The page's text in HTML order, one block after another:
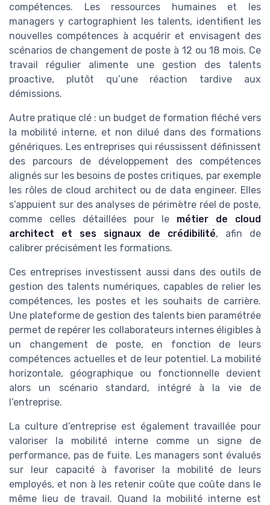
compétences. Les ressources humaines et les
managers y cartographient les talents, identifient les
nouvelles compétences à acquérir et envisagent des
scénarios de changement de poste à 12 ou 18 mois. Ce
travail régulier alimente une gestion des talents
proactive, plutôt qu’une réaction tardive aux
démissions.
Autre pratique clé : un budget de formation fléché vers
la mobilité interne, et non dilué dans des formations
génériques. Les entreprises qui réussissent définissent
des parcours de développement des compétences
alignés sur les besoins de postes critiques, par exemple
les rôles de cloud architect ou de data engineer. Elles
s’appuient sur des analyses de périmètre réel de poste,
comme celles détaillées pour le métier de cloud
architect et ses signaux de crédibilité, afin de
calibrer précisément les formations.
Ces entreprises investissent aussi dans des outils de
gestion des talents numériques, capables de relier les
compétences, les postes et les souhaits de carrière.
Une plateforme de gestion des talents bien paramétrée
permet de repérer les collaborateurs internes éligibles à
un changement de poste, en fonction de leurs
compétences actuelles et de leur potentiel. La mobilité
horizontale, géographique ou fonctionnelle devient
alors un scénario standard, intégré à la vie de
l’entreprise.
La culture d’entreprise est également travaillée pour
valoriser la mobilité interne comme un signe de
performance, pas de fuite. Les managers sont évalués
sur leur capacité à favoriser la mobilité de leurs
employés, et non à les retenir coûte que coûte dans le
même lieu de travail. Quand la mobilité interne est